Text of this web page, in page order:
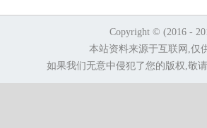
Copyright © (2016 -
本站资料来源于互联网,仅
如果我们无意中侵犯了您的版权,敬